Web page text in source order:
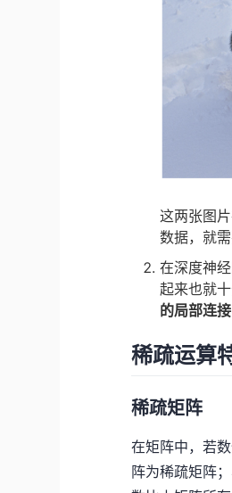
这两张图
数据，就需
在深度神
起来也就
的局部连
稀疏运算
稀疏矩阵
在矩阵中，若
阵为稀疏矩阵